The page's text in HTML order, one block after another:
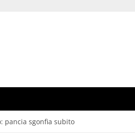
pancia sgonfia subito